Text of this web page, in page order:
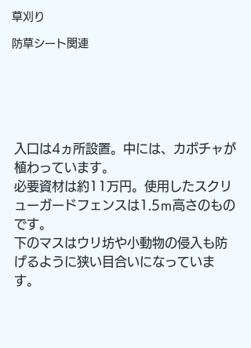
草刈り
防草シート関連
入口は4ヵ所設置。中には、カボチャが
植わっています。
必要資材は約11万円。使用したスクリ
ューガードフェンスは1.5ｍ高さのもの
です。
下のマスはウリ坊や小動物の侵入も防
げるように狭い目合いになっていま
す。